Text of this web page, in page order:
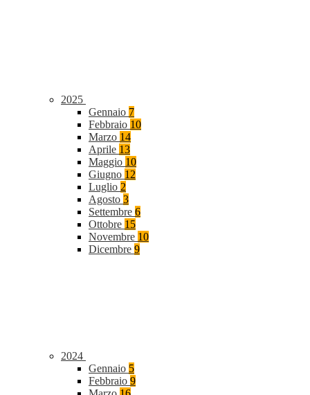
2025
Gennaio 7
Febbraio 10
Marzo 14
Aprile 13
Maggio 10
Giugno 12
Luglio 2
Agosto 3
Settembre 6
Ottobre 15
Novembre 10
Dicembre 9
2024
Gennaio 5
Febbraio 9